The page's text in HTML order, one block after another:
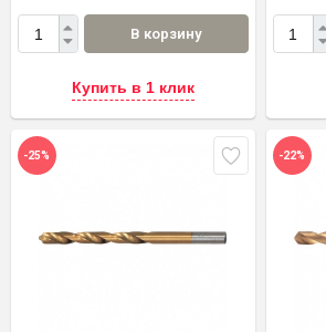
В корзину
Купить в 1 клик
-25% -22%